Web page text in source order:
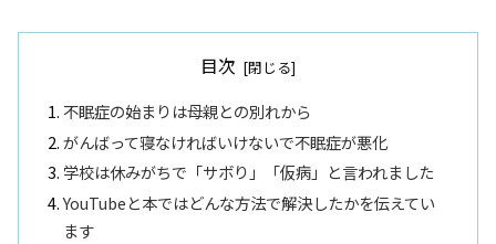
目次
不眠症の始まりは母親との別れから
がんばって寝なければいけないで不眠症が悪化
学校は休みがちで「サボり」「仮病」と言われました
YouTubeと本ではどんな方法で解決したかを伝えてい
ます